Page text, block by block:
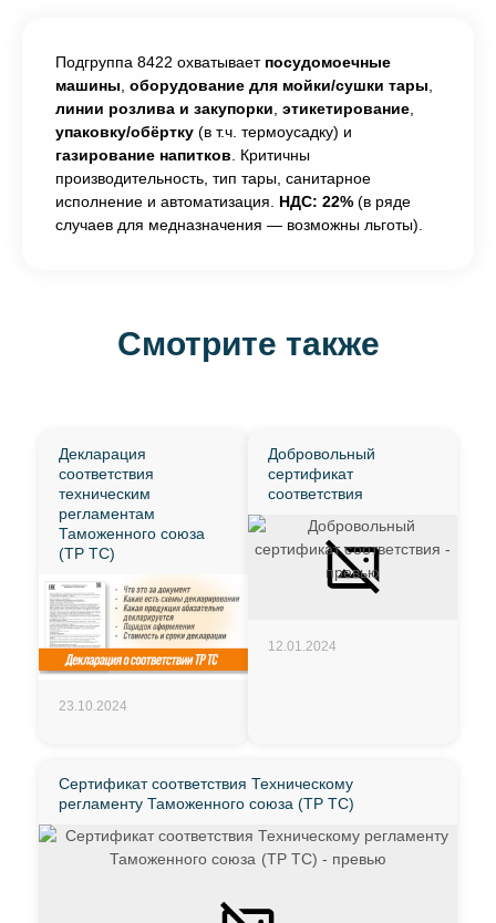
Подгруппа 8422 охватывает посудомоечные
машины оборудование для мойки/сушки тары
линии розлива и закупорки этикетирование
упаковку/обёртку (в т.ч. термоусадку) и
газирование напитков . Критичны
производительность, тип тары, санитарное
исполнение и автоматизация. НДС: 22% (в ряде
случаев для медназначения — возможны льготы).
Смотрите также
Декларация
соответствия
техническим
регламентам
Таможенного союза
(ТР ТС)
23.10.2024
Добровольный
сертификат
соответствия
12.01.2024
Сертификат соответствия Техническому
регламенту Таможенного союза (ТР ТС)